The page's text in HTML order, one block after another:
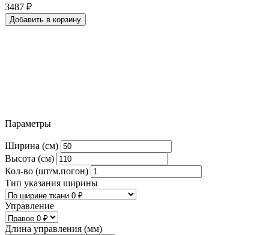
3487 ₽
Добавить в корзину
Параметры
Ширина (см)
Высота (см)
Кол-во (шт/м.погон)
Тип указания ширины
Управление
Длина управления (мм)